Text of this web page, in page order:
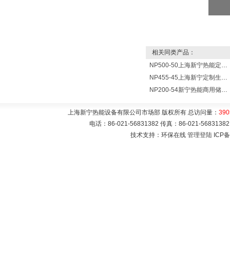
相关同类产品：
NP500-50上海新宁热能定制各式不锈钢水箱容器
NP455-45上海新宁定制生产各式不锈钢容器
NP200-54新宁热能商用储水式电热水器V=200升N=54千瓦
上海新宁热能设备有限公司市场部 版权所有 总访问量：
电话：86-021-56831382 传真：86-021-
技术支持：环保在线 管理登陆 ICP